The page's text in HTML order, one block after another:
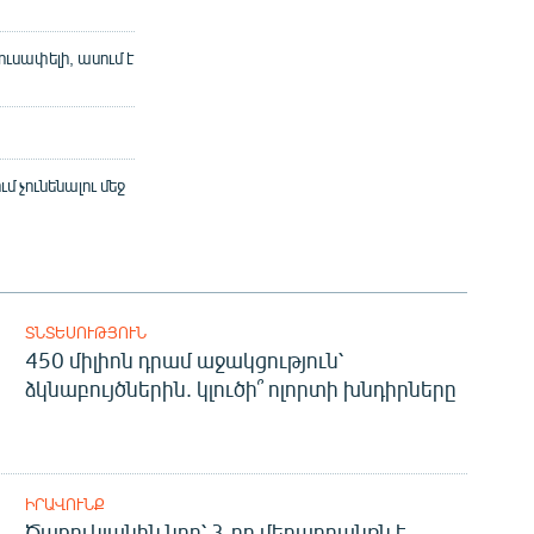
ասում է
մեջ
ՏՆՏԵՍՈՒԹՅՈՒՆ
450 միլիոն դրամ աջակցություն՝
ձկնաբույծներին. կլուծի՞ ոլորտի խնդիրները
ԻՐԱՎՈՒՆՔ